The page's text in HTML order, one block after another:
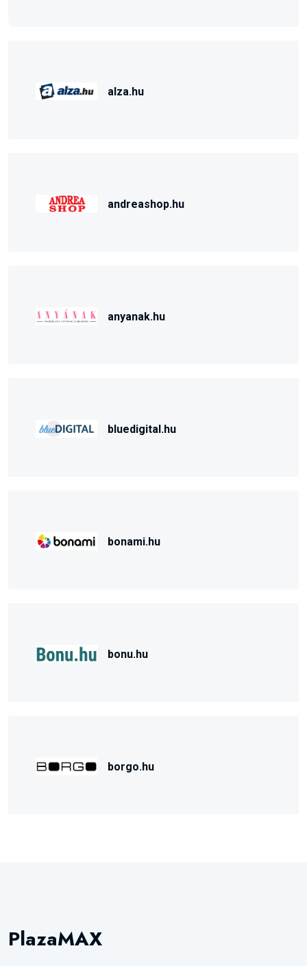
alza.hu
andreashop.hu
anyanak.hu
bluedigital.hu
bonami.hu
bonu.hu
borgo.hu
PlazaMAX